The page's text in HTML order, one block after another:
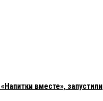
вместе», запустили